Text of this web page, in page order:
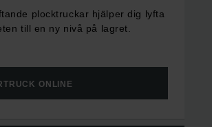
plocktruckar hjälper dig lyfta
till en ny nivå på lagret.
ONLINE